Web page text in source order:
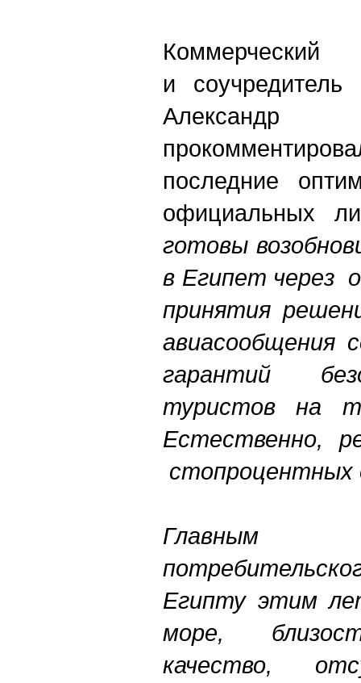
и
последние
официальных
готовы
в Египет через
принятия
авиасообщения
гарантий
туристов на
Естественно,
стопроцентных
Египту этим
море,
качество,